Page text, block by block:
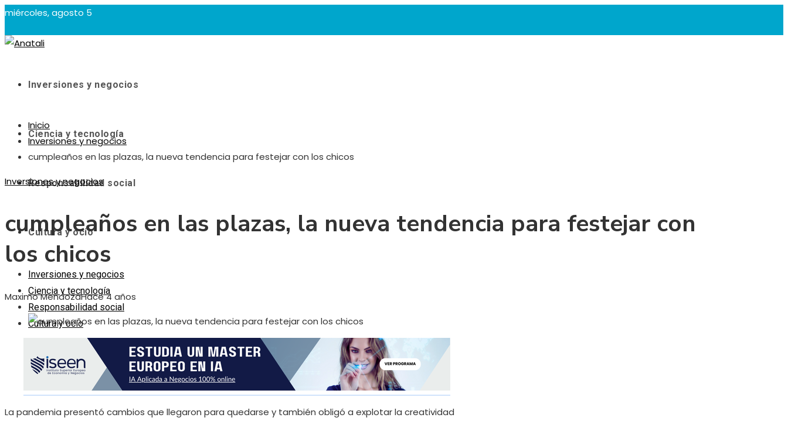
miércoles, agosto 5
Inversiones y negocios
Ciencia y tecnología
Responsabilidad social
Cultura y ocio
Inversiones y negocios
Ciencia y tecnología
Responsabilidad social
Cultura y ocio
Inicio
Inversiones y negocios
cumpleaños en las plazas, la nueva tendencia para festejar con los chicos
Inversiones y negocios
cumpleaños en las plazas, la nueva tendencia para festejar con
los chicos
Maximo MendozaHace 4 años
La pandemia presentó cambios que llegaron para quedarse y también obligó a explotar la creatividad